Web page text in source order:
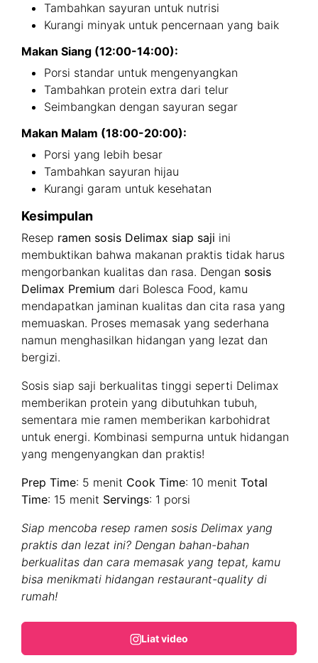
Tambahkan sayuran untuk nutrisi
Kurangi minyak untuk pencernaan yang baik
Makan Siang (12:00-14:00):
Porsi standar untuk mengenyangkan
Tambahkan protein extra dari telur
Seimbangkan dengan sayuran segar
Makan Malam (18:00-20:00):
Porsi yang lebih besar
Tambahkan sayuran hijau
Kurangi garam untuk kesehatan
Kesimpulan
Resep ramen sosis Delimax siap saji ini
membuktikan bahwa makanan praktis tidak harus
mengorbankan kualitas dan rasa. Dengan sosis
Delimax Premium dari Bolesca Food, kamu
mendapatkan jaminan kualitas dan cita rasa yang
memuaskan. Proses memasak yang sederhana
namun menghasilkan hidangan yang lezat dan
bergizi.
Sosis siap saji berkualitas tinggi seperti Delimax
memberikan protein yang dibutuhkan tubuh,
sementara mie ramen memberikan karbohidrat
untuk energi. Kombinasi sempurna untuk hidangan
yang mengenyangkan dan praktis!
Prep Time: 5 menit Cook Time: 10 menit Total
Time: 15 menit Servings: 1 porsi
Siap mencoba resep ramen sosis Delimax yang
praktis dan lezat ini? Dengan bahan-bahan
berkualitas dan cara memasak yang tepat, kamu
bisa menikmati hidangan restaurant-quality di
rumah!
Liat video